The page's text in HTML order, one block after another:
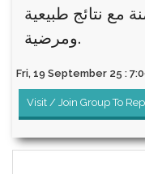
مع نتائج طبيعية
ومرضية.
Fri, 19 September 25 :
Visit / Join Group To